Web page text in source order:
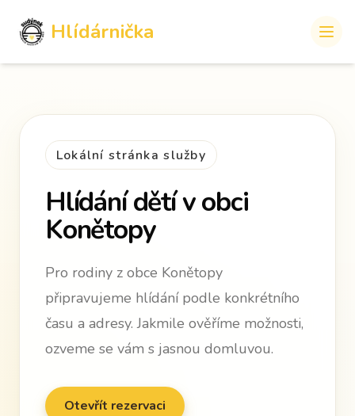
Hlídárnička
Lokální stránka služby
Hlídání dětí v obci
Konětopy
Pro rodiny z obce Konětopy
připravujeme hlídání podle konkrétního
času a adresy. Jakmile ověříme možnosti,
ozveme se vám s jasnou domluvou.
Otevřít rezervaci